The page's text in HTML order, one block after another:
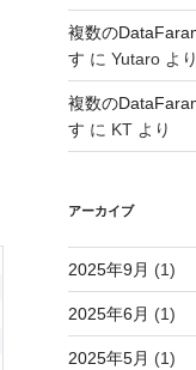
複数の
す に Yutaroより
複数の
す に KTより
アーカイブ
2025年9月 (1)
2025年6月 (1)
2025年5月 (1)